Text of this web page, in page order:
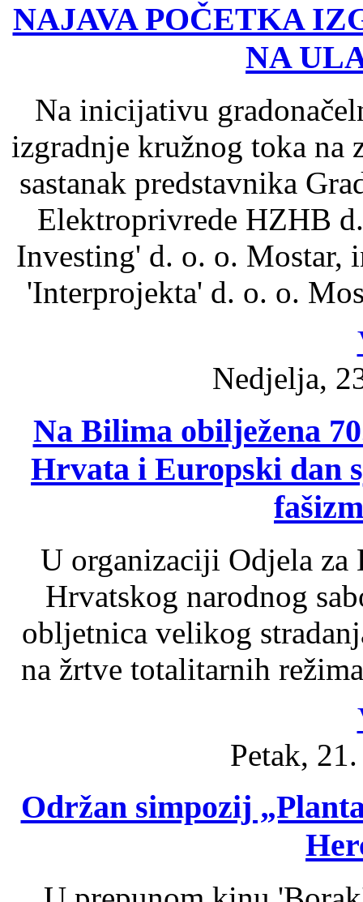
NAJAVA POČETKA
NA
Na inicijativu
izgradnje kružnog toka na
sastanak predstavnika
Elektroprivrede HZHB
Investing' d. o. o. Mostar,
'Interprojekta' d. o. o.
Nedjelja,
Na Bilima obilježena
Hrvata i Europski dan
U organizaciji Odjela
Hrvatskog narodnog
obljetnica velikog
na žrtve totalitarnih
Petak,
Održan simpozij